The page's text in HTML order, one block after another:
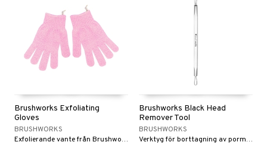
Brushworks Exfoliating
Gloves
BRUSHWORKS
Exfolierande vante från Brushworks
Brushworks Black Head
Remover Tool
BRUSHWORKS
Verktyg för borttagning av pormaskar från Brushworks